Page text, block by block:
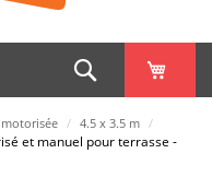
Rechercher
/ 4.5 x 3.5 m /
et manuel pour terrasse -